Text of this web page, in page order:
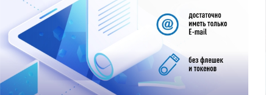
Смотреть проект